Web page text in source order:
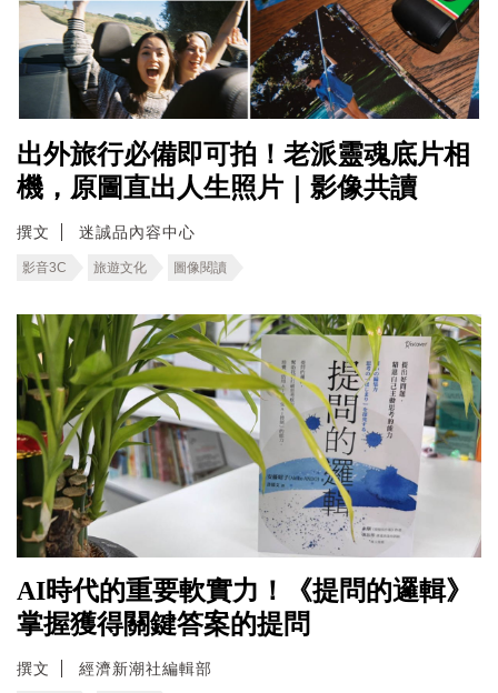
出外旅行必備即可拍！老派靈魂底片相
機，原圖直出人生照片｜影像共讀
撰文 迷誠品內容中心
影音3C 旅遊文化 圖像閱讀
AI時代的重要軟實力！《提問的邏輯》
掌握獲得關鍵答案的提問
撰文 經濟新潮社編輯部